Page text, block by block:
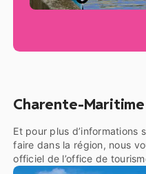
Charente-Maritime
Et pour plus d’informations
faire dans la région, nous
officiel de l’office de